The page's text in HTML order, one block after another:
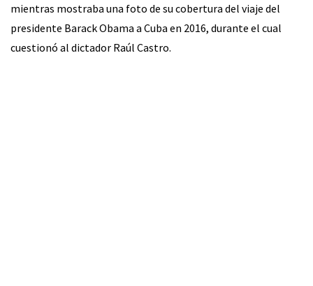
mientras mostraba una foto de su cobertura del viaje del
presidente Barack Obama a Cuba en 2016, durante el cual
cuestionó al dictador Raúl Castro.